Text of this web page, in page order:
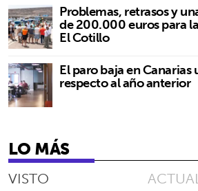
Problemas, retrasos y
de 200.000 euros para
El Cotillo
El paro baja en Canarias
respecto al año anterior
LO MÁS
VISTO